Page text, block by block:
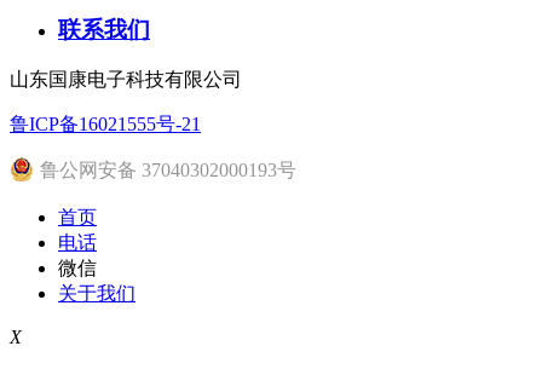
联系我们
山东国康电子科技有限公司
鲁ICP备16021555号-21
鲁公网安备 37040302000193号
首页
电话
微信
关于我们
X